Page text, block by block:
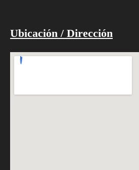
Ubicación / Dirección